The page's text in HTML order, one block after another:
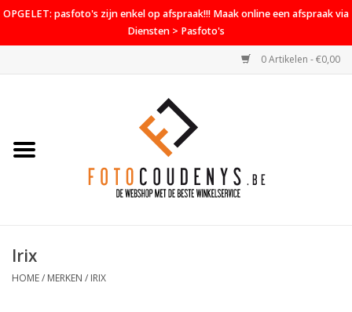
OPGELET: pasfoto's zijn enkel op afspraak!!! Maak online een afspraak via
Diensten > Pasfoto's
0 Artikelen - €0,00
Home
PROMO
Irix
HOME/ MERKEN / IRIX